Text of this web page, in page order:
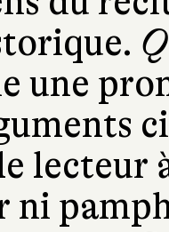
une
lecteur
ni